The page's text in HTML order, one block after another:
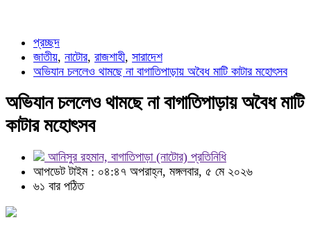
প্রচ্ছদ
জাতীয়, নাটোর, রাজশাহী, সারাদেশ
অভিযান চললেও থামছে না বাগাতিপাড়ায় অবৈধ মাটি কাটার মহোৎসব
অভিযান চললেও থামছে না বাগাতিপাড়ায় অবৈধ মাটি
কাটার মহোৎসব
আনিসুর রহমান, বাগাতিপাড়া (নাটোর) প্রতিনিধি
আপডেট টাইম : ০৪:৪৭ অপরাহ্ন, মঙ্গলবার, ৫ মে ২০২৬
৬১ বার পঠিত